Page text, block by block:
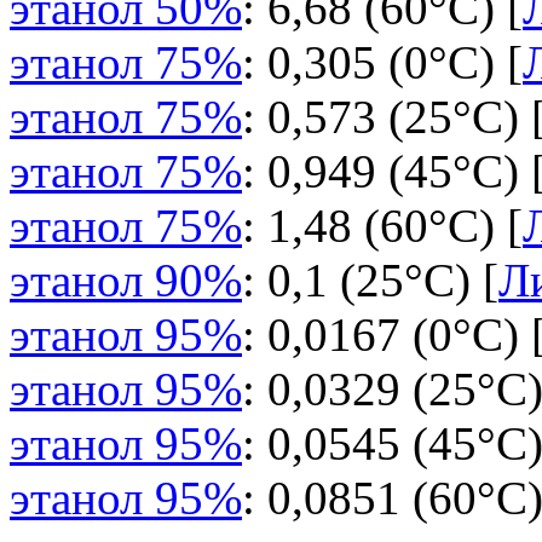
этанол 75%: 0,305 (0°C) [
этанол 75%: 0,573 (25°C)
этанол 75%: 0,949 (45°C)
этанол 75%: 1,48 (60°C) [
этанол 90%: 0,1 (25°C) [
этанол 95%: 0,0167 (0°C)
этанол 95%: 0,0329
этанол 95%: 0,0545
этанол 95%: 0,0851